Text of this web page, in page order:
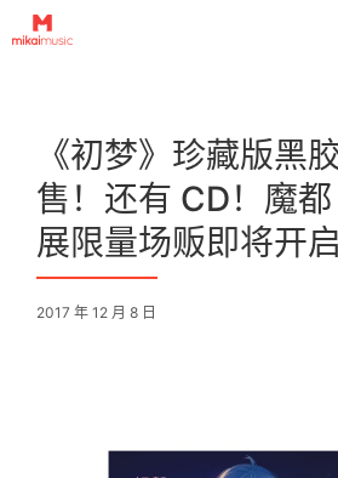
《初梦》珍藏版黑
售！还有 CD！魔
展限量场贩即将开启
2017 年 12 月 8 日